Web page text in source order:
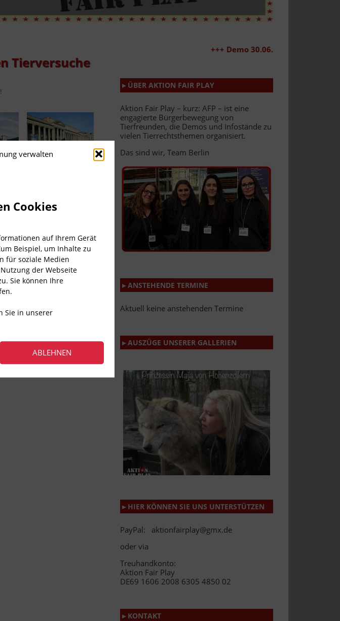
verwalten
Cookies
auf Ihrem Gerät
Beispiel, um Inhalte zu
für soziale Medien
der Webseite
Sie können Ihre
Sie in unserer
ABLEHNEN
Tierversuche
+++ Demo 30.06.2026 +++
▸ ÜBER AKTION FAIR PLAY
Aktion Fair Play – kurz: AFP – ist eine
engagierte Bürgerbewegung von
Tierfreunden, die Demos und Infostände zu
vielen Tierrechtsthemen organisiert.
Das sind wir, Team Berlin
▸ ANSTEHENDE TERMINE
Aktuell keine anstehenden Termine
▸ AUSZÜGE UNSERER GALLERIEN
▸ HIER KÖNNEN SIE UNS UNTERSTÜTZEN
PayPal: aktionfairplay@gmx.de
oder via
Treuhandkonto:
Aktion Fair Play
DE69 1606 2008 6305 4850 02
▸ KONTAKT